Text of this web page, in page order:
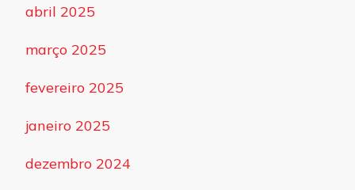
abril 2025
março 2025
fevereiro 2025
janeiro 2025
dezembro 2024